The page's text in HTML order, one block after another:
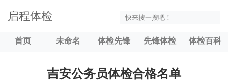
启程体检
首页 未命名 体检先锋 先锋体检 体检百科
吉安公务员体检合格名单